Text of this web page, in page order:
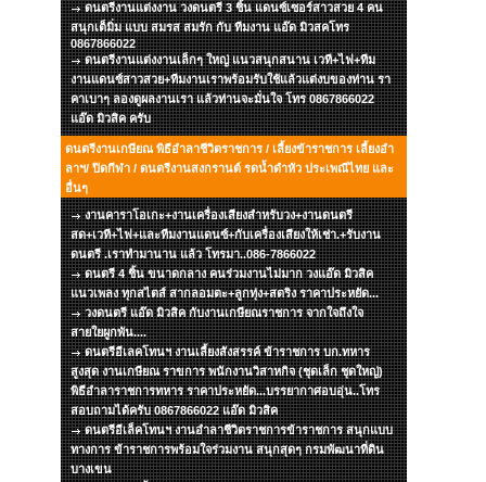
ดนตรีงานแต่งงาน วงดนตรี 3 ชิ้น แดนซ์เซอร์สาวสวย 4 คน
สนุกเต็มิ่ม แบบ สมรส สมรัก กับ ทีมงาน แอ๊ด มิวสคโทร
0867866022
ดนตรีงานแต่งงานเล็กๆ ใหญ่ แนวสนุกสนาน เวที+ไฟ+ทีม
งานแดนซ์สาวสวย+ทีมงานเราพร้อมรับใช้แล้วแต่งบของท่าน รา
คาเบาๆ ลองดูผลงานเรา แล้วท่านจะมั่นใจ โทร 0867866022
แอ๊ด มิวสิค ครับ
ดนตรีงานเกษียณ พิธีอำลาชีวิตราชการ / เลี้ยงข้าราชการ เลี้ยงอำ
ลาฯ/ ปิดกีฬา / ดนตรีงานสงกรานต์ รดน้ำดำหัว ประเพณีไทย และ
อื่นๆ
งานคาราโอเกะ+งานเครื่องเสียงสำหรับวง+งานดนตรี
สด+เวที+ไฟ+และทีมงานแดนซ์+กับเครื่องเสียงให้เช่า.+รับงาน
ดนตรี .เราทำมานาน แล้ว โทรมา..086-7866022
ดนตรี 4 ชิ้น ขนาดกลาง คนร่วมงานไม่มาก วงแอ๊ด มิวสิค
แนวเพลง ทุกสไตส์ สากลอมตะ+ลูกทุ่ง+สตริง ราคาประหยัด...
วงดนตรี แอ๊ด มิวสิค กับงานเกษียณราชการ จากใจถึงใจ
สายใยผูกพัน....
ดนตรีอีเลคโทนฯ งานเลี้ยงสังสรรค์ ข้าราชการ บก.ทหาร
สูงสุด งานเกษียณ ราขการ พนักงานวิสาหกิจ (ชุดเล็ก ชุดใหญ่)
พิธีอำลาราชการทหาร ราคาประหยัด...บรรยากาศอบอุ่น..โทร
สอบถามได้ครับ 0867866022 แอ๊ด มิวสิค
ดนตรีอีเล็คโทนฯ งานอำลาชีวิตราชการข้าราชการ สนุกแบบ
ทางการ ข้าราชการพร้อมใจร่วมงาน สนุกสุดๆ กรมพัฒนาที่ดิน
บางเขน